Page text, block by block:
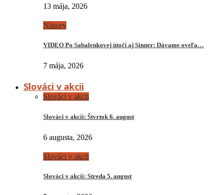
13 mája, 2026
Názory
VIDEO Po Sabalenkovej útočí aj Sinner: Dávame oveľa…
7 mája, 2026
Slováci v akcii
Slováci v akcii
Slováci v akcii: Štvrtok 6. august
6 augusta, 2026
Slováci v akcii
Slováci v akcii: Streda 5. august